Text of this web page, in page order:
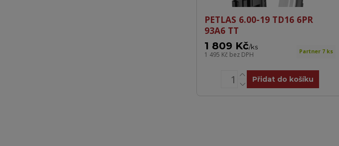
PETLAS 6.00-19 TD16 6PR
93A6 TT
1 809 Kč/ks
1 495 Kč bez DPH Partner 7 ks
Přidat do košíku